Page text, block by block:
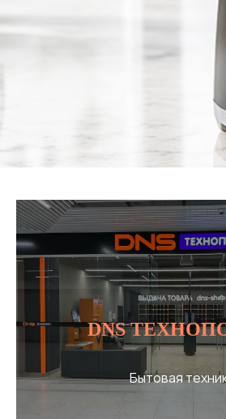
повседневных задач и
которые экономят
Каждое устройство
функциональности,
современного
DNS
Бытовая
Аренда
площадей
Оставить заявку